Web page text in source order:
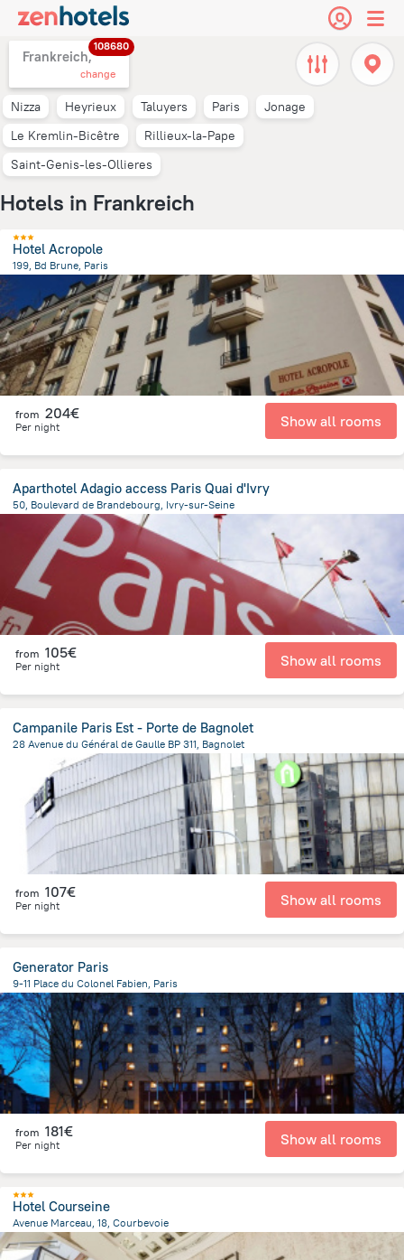
Frankreich,
108680
change
Nizza Heyrieux Taluyers Paris
Jonage
Le Kremlin-Bicêtre
Rillieux-la-Pape
Saint-Genis-les-Ollieres
Hotels in Frankreich
Hotel Acropole
199, Bd Brune, Paris
from the center ofFrankreich
from 204€
Per night Show all rooms
Aparthotel Adagio access Paris Quai d'Ivry
50, Boulevard de Brandebourg, Ivry-sur-Seine
from the center ofFrankreich
from 105€
Per night Show all rooms
Campanile Paris Est - Porte de Bagnolet
28 Avenue du Général de Gaulle BP 311, Bagnolet
from the center of Frankreich
from 107€
Per night Show all rooms
Generator Paris
9-11 Place du Colonel Fabien, Paris
2.7 kmfrom the center of Frankreich
from 181€
Per night Show all rooms
Hotel Courseine
Avenue Marceau, 18, Courbevoie
816 m
from the center ofFrankreich